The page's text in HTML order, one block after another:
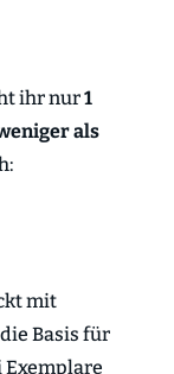
ihr nur1
als
mit
Basis für
Exemplare